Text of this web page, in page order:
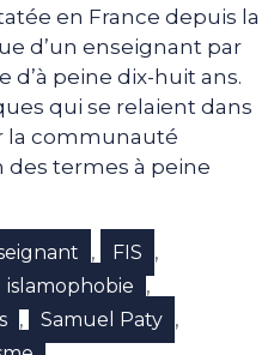
en France depuis la
d’un enseignant par
peine dix-huit ans.
qui se relaient dans
la communauté
termes à peine
, FIS ,
islamophobie ,
, Samuel Paty ,